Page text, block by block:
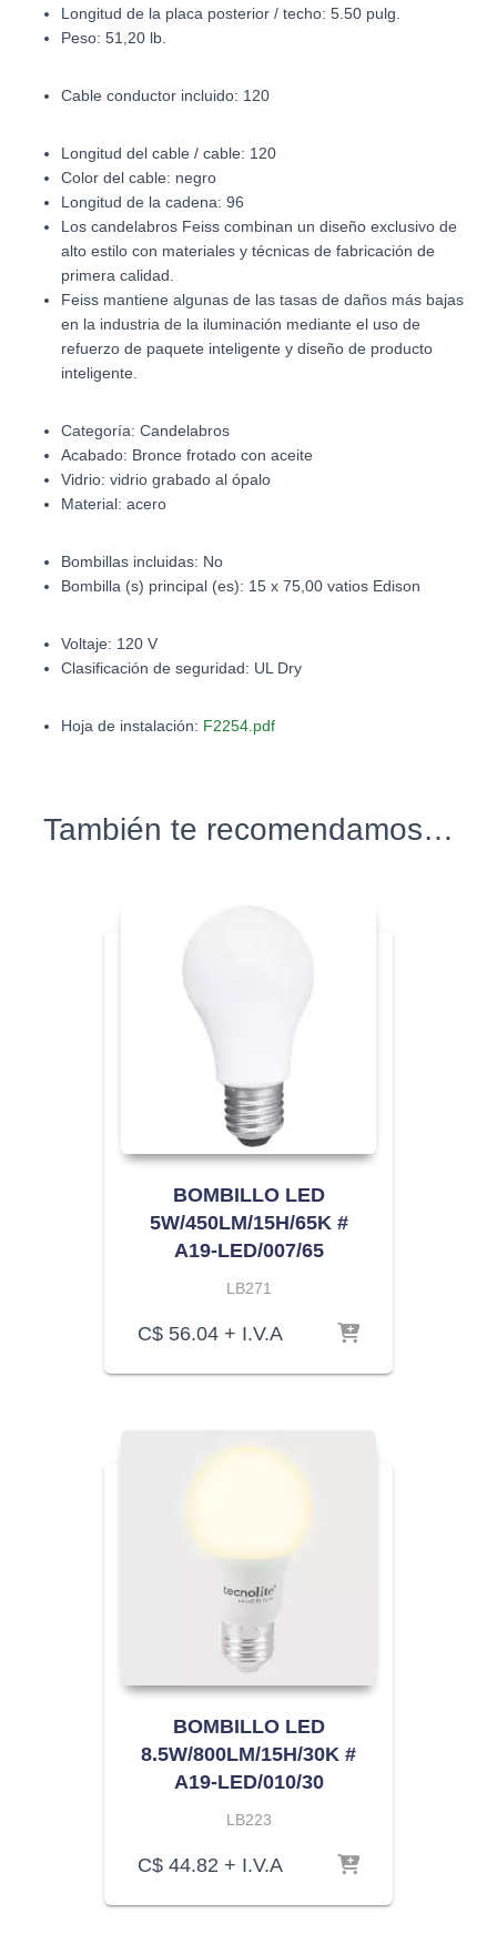
Longitud de la placa posterior / techo: 5.50 pulg.
Peso: 51,20 lb.
Cable conductor incluido: 120
Longitud del cable / cable: 120
Color del cable: negro
Longitud de la cadena: 96
Los candelabros Feiss combinan un diseño exclusivo de
alto estilo con materiales y técnicas de fabricación de
primera calidad.
Feiss mantiene algunas de las tasas de daños más bajas
en la industria de la iluminación mediante el uso de
refuerzo de paquete inteligente y diseño de producto
inteligente.
Categoría: Candelabros
Acabado: Bronce frotado con aceite
Vidrio: vidrio grabado al ópalo
Material: acero
Bombillas incluidas: No
Bombilla (s) principal (es): 15 x 75,00 vatios Edison
Voltaje: 120 V
Clasificación de seguridad: UL Dry
Hoja de instalación: F2254.pdf
También te recomendamos…
BOMBILLO LED
5W/450LM/15H/65K #
A19-LED/007/65
LB271
C$ 56.04 + I.V.A
BOMBILLO LED
8.5W/800LM/15H/30K #
A19-LED/010/30
LB223
C$ 44.82 + I.V.A